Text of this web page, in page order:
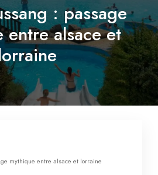
: passage
entre alsace et
mythique entre alsace et lorraine